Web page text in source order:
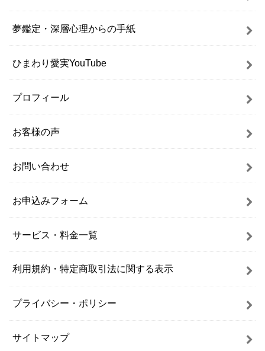
夢鑑定・深層心理からの手紙
ひまわり愛実YouTube
プロフィール
お客様の声
お問い合わせ
お申込みフォーム
サービス・料金一覧
利用規約・特定商取引法に関する表示
プライバシー・ポリシー
サイトマップ